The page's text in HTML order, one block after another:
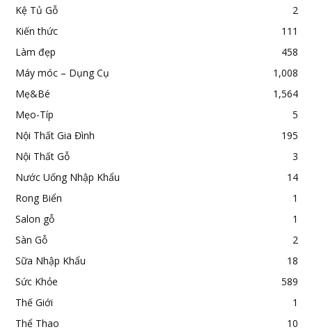
Kệ Tủ Gỗ
2
Kiến thức
111
Làm đẹp
458
Máy móc – Dụng Cụ
1,008
Mẹ&Bé
1,564
Mẹo-Típ
5
Nội Thất Gia Đình
195
Nội Thất Gỗ
3
Nước Uống Nhập Khẩu
14
Rong Biển
1
Salon gỗ
1
Sàn Gỗ
2
Sữa Nhập Khẩu
18
Sức Khỏe
589
Thế Giới
1
Thể Thao
10